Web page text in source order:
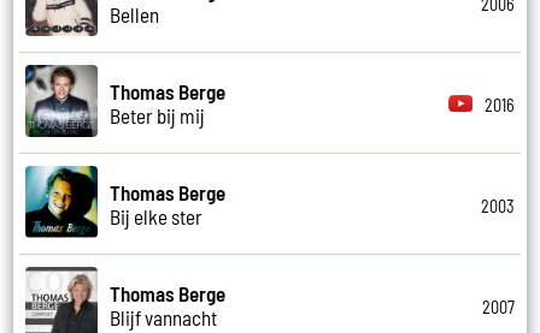
Bellen
Thomas Berge
Beter bij mij
2016
Thomas Berge
Bij elke ster
2003
Thomas Berge
Blijf vannacht
2007